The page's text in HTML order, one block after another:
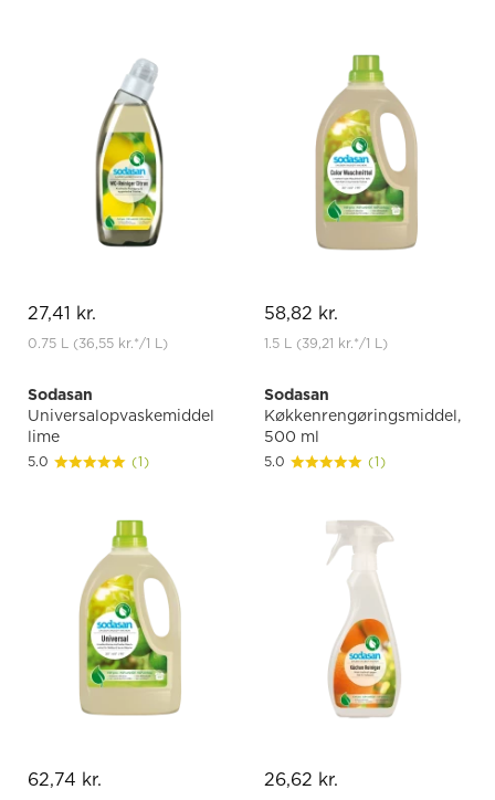
27,41 kr.
0.75 L (36,55 kr.*/1 L)
58,82 kr.
1.5 L (39,21 kr.*/1 L)
Sodasan
Universalopvaskemiddel
lime
5.0 (1)
62,74 kr.
Sodasan
Køkkenrengøringsmiddel,
500 ml
5.0 (1)
26,62 kr.